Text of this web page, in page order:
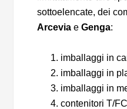
sottoelencate, dei
Arcevia eGenga:
imballaggi in
imballaggi in
imballaggi in
contenitori T/